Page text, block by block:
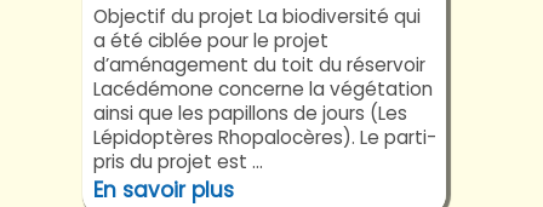
Objectif du projet La biodiversité qui
a été ciblée pour le projet
d’aménagement du toit du réservoir
Lacédémone concerne la végétation
ainsi que les papillons de jours (Les
Lépidoptères Rhopalocères). Le parti-
pris du projet est ...
En savoir plus